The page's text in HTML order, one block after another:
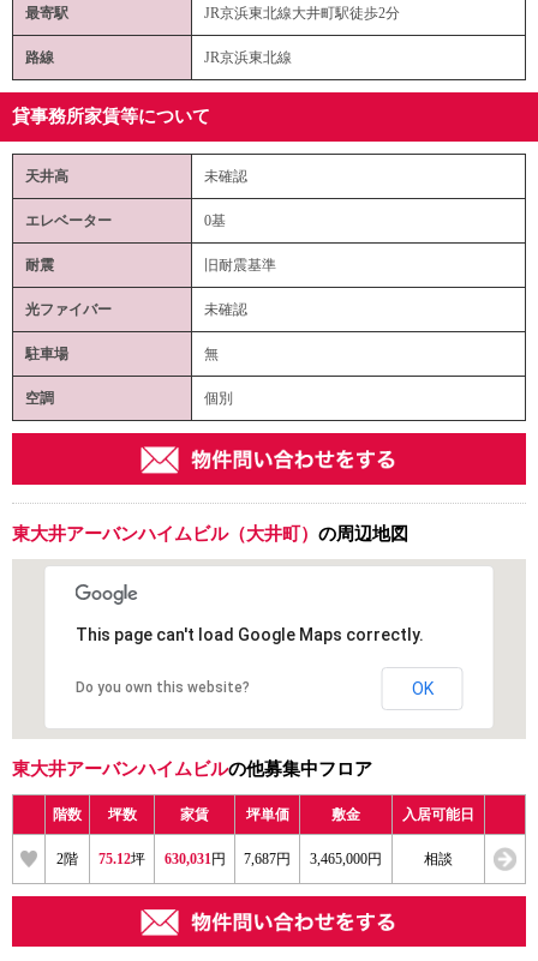
最寄駅 JR京浜東北線大井町駅徒歩2分
路線 JR京浜東北線
貸事務所家賃等について
天井高 未確認
エレベーター 0基
耐震 旧耐震基準
光ファイバー 未確認
駐車場 無
空調 個別
東大井アーバンハイムビル（大井町） の周辺地図
This page can't load Google Maps correctly.
Do you own this website? OK
東大井アーバンハイムビルの他募集中フロア
階数 坪数 家賃 坪単価 敷金 入居可能日
2階 75.12坪 630,031 円 7,687円 3,465,000円 相談